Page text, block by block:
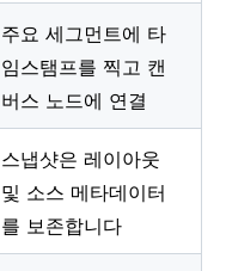
주요 세그먼트에 타
임스탬프를 찍고 캔
버스 노드에 연결
스냅샷은 레이아웃
및 소스 메타데이터
를 보존합니다